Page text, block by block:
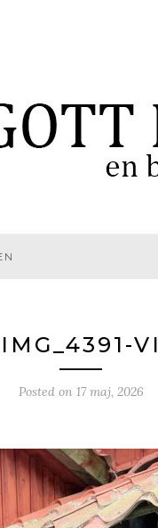
IMG_4391-VI
Posted on 17 maj, 2026